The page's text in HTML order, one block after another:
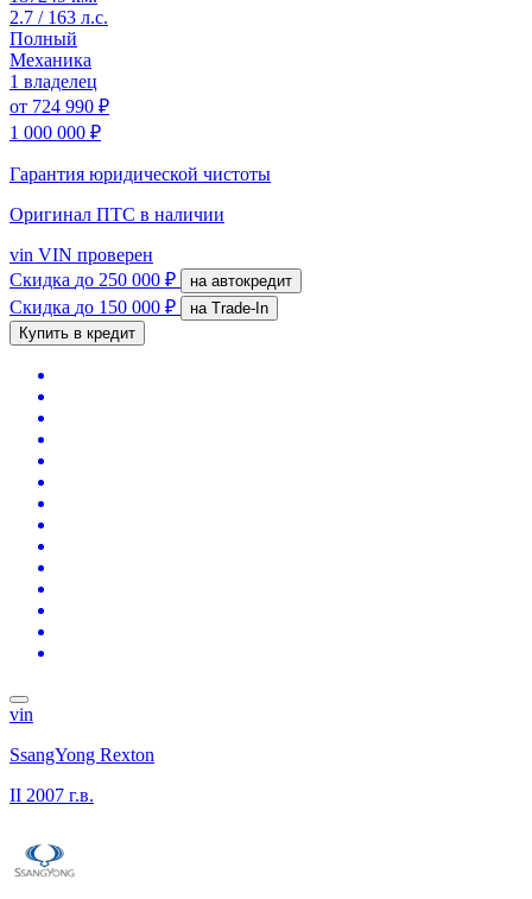
2.7 / 163 л.с.
Полный
Механика
1 владелец
от 724 990 ₽
1 000 000 ₽
Гарантия юридической чистоты
Оригинал ПТС в наличии
vin VIN проверен
Скидка до 250 000 ₽ на автокредит
Скидка до 150 000 ₽
на Trade-In
Купить в кредит
vin
SsangYong Rexton
II 2007 г.в.